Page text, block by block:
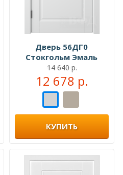
Дверь 56ДГ0
Стокгольм Эмаль
белая
14 640 р.
12 678 р.
КУПИТЬ